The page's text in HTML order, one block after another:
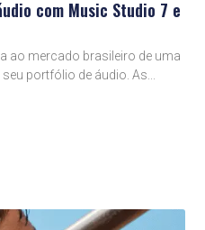
com Music Studio 7 e
ao mercado brasileiro de uma
portfólio de áudio. As